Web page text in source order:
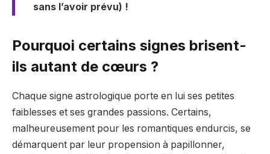
sans l’avoir prévu) !
Pourquoi certains signes brisent-
ils autant de cœurs ?
Chaque signe astrologique porte en lui ses petites
faiblesses et ses grandes passions. Certains,
malheureusement pour les romantiques endurcis, se
démarquent par leur propension à papillonner,